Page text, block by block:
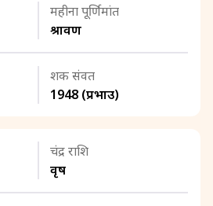
महीना पूर्णिमांत
श्रावण
शक संवत
1948 (प्रभाउ)
चंद्र राशि
वृष